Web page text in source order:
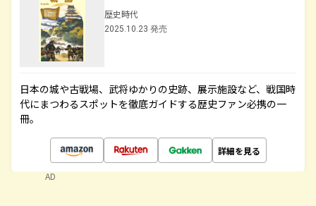
歴史時代
2025.10.23 発売
日本の城や古戦場、武将ゆかりの史跡、展示施設など、戦国時
代にまつわるスポットを徹底ガイドする歴史ファン必携の一
冊。
詳細を見る
AD